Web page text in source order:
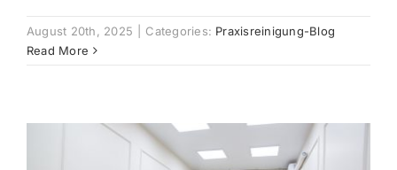
August 20th, 2025 Categories: Praxisreinigung-Blog
Read More